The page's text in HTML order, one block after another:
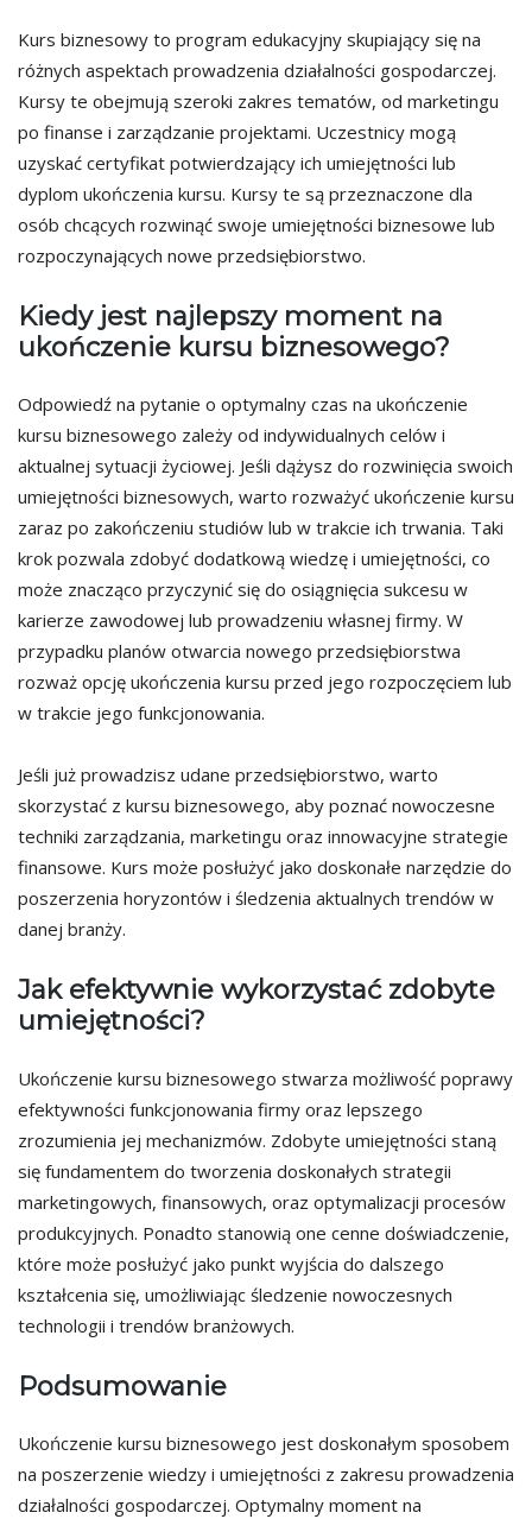
Kurs biznesowy to program edukacyjny skupiający się na
różnych aspektach prowadzenia działalności gospodarczej.
Kursy te obejmują szeroki zakres tematów, od marketingu
po finanse i zarządzanie projektami. Uczestnicy mogą
uzyskać certyfikat potwierdzający ich umiejętności lub
dyplom ukończenia kursu. Kursy te są przeznaczone dla
osób chcących rozwinąć swoje umiejętności biznesowe lub
rozpoczynających nowe przedsiębiorstwo.
Kiedy jest najlepszy moment na
ukończenie kursu biznesowego?
Odpowiedź na pytanie o optymalny czas na ukończenie
kursu biznesowego zależy od indywidualnych celów i
aktualnej sytuacji życiowej. Jeśli dążysz do rozwinięcia swoich
umiejętności biznesowych, warto rozważyć ukończenie kursu
zaraz po zakończeniu studiów lub w trakcie ich trwania. Taki
krok pozwala zdobyć dodatkową wiedzę i umiejętności, co
może znacząco przyczynić się do osiągnięcia sukcesu w
karierze zawodowej lub prowadzeniu własnej firmy. W
przypadku planów otwarcia nowego przedsiębiorstwa
rozważ opcję ukończenia kursu przed jego rozpoczęciem lub
w trakcie jego funkcjonowania.
Jeśli już prowadzisz udane przedsiębiorstwo, warto
skorzystać z kursu biznesowego, aby poznać nowoczesne
techniki zarządzania, marketingu oraz innowacyjne strategie
finansowe. Kurs może posłużyć jako doskonałe narzędzie do
poszerzenia horyzontów i śledzenia aktualnych trendów w
danej branży.
Jak efektywnie wykorzystać zdobyte
umiejętności?
Ukończenie kursu biznesowego stwarza możliwość poprawy
efektywności funkcjonowania firmy oraz lepszego
zrozumienia jej mechanizmów. Zdobyte umiejętności staną
się fundamentem do tworzenia doskonałych strategii
marketingowych, finansowych, oraz optymalizacji procesów
produkcyjnych. Ponadto stanowią one cenne doświadczenie,
które może posłużyć jako punkt wyjścia do dalszego
kształcenia się, umożliwiając śledzenie nowoczesnych
technologii i trendów branżowych.
Podsumowanie
Ukończenie kursu biznesowego jest doskonałym sposobem
na poszerzenie wiedzy i umiejętności z zakresu prowadzenia
działalności gospodarczej. Optymalny moment na